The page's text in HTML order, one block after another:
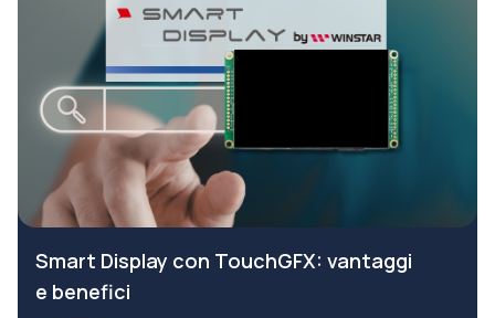
Smart Display con TouchGFX: vantaggi
e benefici